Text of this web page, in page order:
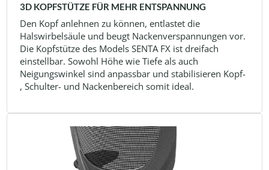
3D KOPFSTÜTZE FÜR MEHR ENTSPANNUNG
Den Kopf anlehnen zu können, entlastet die
Halswirbelsäule und beugt Nackenverspannungen vor.
Die Kopfstütze des Models SENTA FX ist dreifach
einstellbar. Sowohl Höhe wie Tiefe als auch
Neigungswinkel sind anpassbar und stabilisieren Kopf-
, Schulter- und Nackenbereich somit ideal.